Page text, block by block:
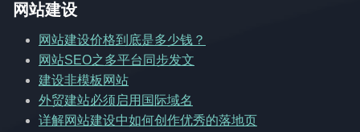
网站建设
网站建设价格到底是多少钱？
网站SEO之多平台同步发文
建设非模板网站
外贸建站必须启用国际域名
详解网站建设中如何创作优秀的落地页